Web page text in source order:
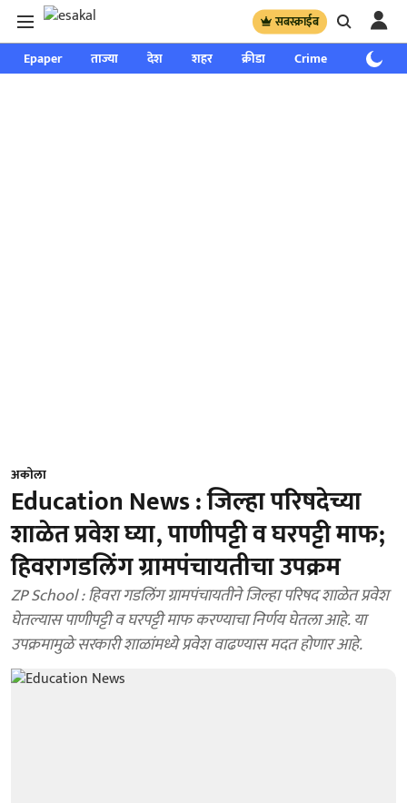
सबस्क्राईब
Epaper ताज्या देश शहर क्रीडा Crime साप्ताहिक
अकोला
Education News : जिल्हा परिषदेच्या
शाळेत प्रवेश घ्या, पाणीपट्टी व घरपट्टी माफ;
हिवरागडलिंग ग्रामपंचायतीचा उपक्रम
ZP School : हिवरा गडलिंग ग्रामपंचायतीने जिल्हा परिषद शाळेत प्रवेश
घेतल्यास पाणीपट्टी व घरपट्टी माफ करण्याचा निर्णय घेतला आहे. या
उपक्रमामुळे सरकारी शाळांमध्ये प्रवेश वाढण्यास मदत होणार आहे.